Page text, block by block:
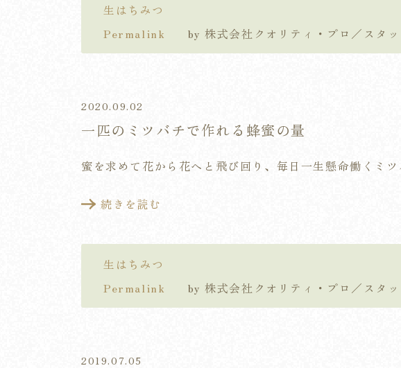
生はちみつ
Permalink
by 株式会社クオリティ・プロ／スタッ
2020.09.02
一匹のミツバチで作れる蜂蜜の量
蜜を求めて花から花へと飛び回り、毎日一生懸命働くミツ
続きを読む
生はちみつ
Permalink
by 株式会社クオリティ・プロ／スタッ
2019.07.05